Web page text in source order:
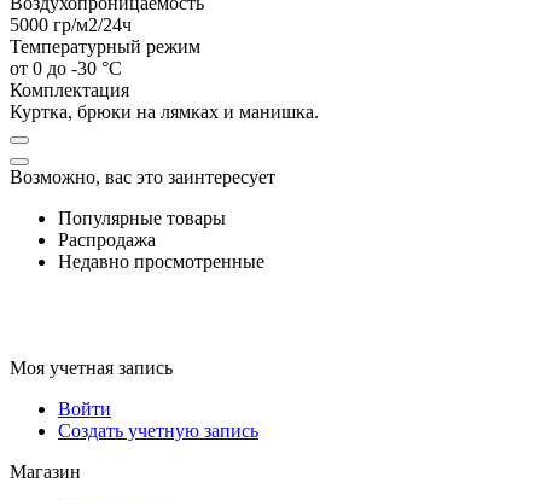
5000 гр/м2/24ч
Температурный режим
от 0 до -30 °C
Комплектация
Куртка, брюки на лямках и манишка.
Возможно, вас это заинтересует
Популярные товары
Распродажа
Недавно просмотренные
Моя учетная запись
Войти
Создать учетную запись
Магазин